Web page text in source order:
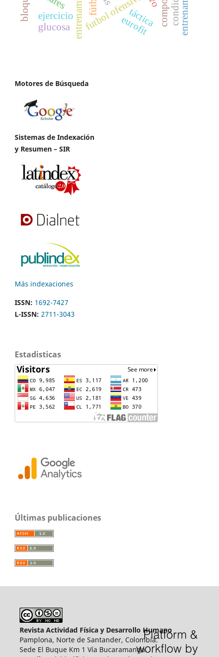
futbol ofensiva
táctica
eurofit
ejercicio
glucosa
Motores de Búsqueda
Sistemas de Indexación
y Resumen – SIR
Más indexaciones
ISSN: 1692-7427
L-ISSN: 2711-3043
Estadisticas
Últimas publicaciones
Revista Actividad Física y Desarrollo Humano
Pamplona, Norte de Santander, Colombia.
Sede El Buque Km 1 Vía Bucaramanga.